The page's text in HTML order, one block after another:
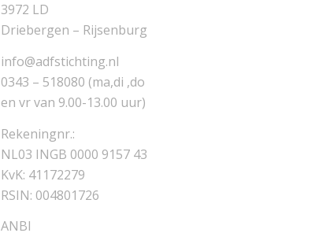
3972 LD
Driebergen – Rijsenburg
info@adfstichting.nl
0343 – 518080 (ma,di ,do
en vr van 9.00-13.00 uur)
Rekeningnr.:
NL03 INGB 0000 9157 43
KvK: 41172279
RSIN: 004801726
ANBI